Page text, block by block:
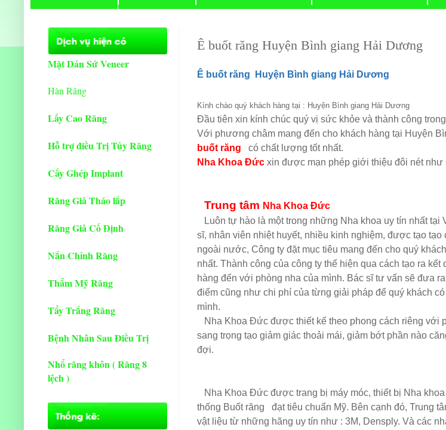
Ê buốt răng Huyện Bình giang Hải Dương
Ê buốt răng Huyện Bình giang Hải Dương
Kính chào quý khách hàng tại : Huyện Bình giang Hải Dương
Đầu tiên xin kính chúc quý vị sức khỏe và thành công
Với phương châm mang đến cho khách hàng tại Huyện
buốt răng có chất lượng tốt nhất.
Nha Khoa Đức xin được mạn phép giới thiệu đôi nét như
Trung tâm Nha Khoa Đức
Luôn tự hào là một trong những Nha khoa uy tín nhất
sĩ, nhân viên nhiệt huyết, nhiều kinh nghiệm, được tạo tạo
ngoài nước, Công ty đặt mục tiêu mang đến cho quý
nhất. Thành công của công ty thể hiện qua cách tạo ra
hàng đến với phòng nha của mình. Bác sĩ tư vấn sẽ đưa
điểm cũng như chi phí của từng giải pháp để quý khách
mình.
Nha Khoa Đức được thiết kế theo phong cách riêng với
sang trọng tạo giảm giác thoải mái, giảm bớt phần nào
đợi.
Nha Khoa Đức được trang bị máy móc, thiết bị Nha
thống Buốt răng đạt tiêu chuẩn Mỹ. Bên cạnh đó, Trung
vật liệu từ những hãng uy tín như : 3M, Densply. Và các
Mặt Dán Sứ Veneer
Hàn Răng
Lấy Cao Răng
Hỗ trợ điều Trị Tủy Răng
Cấy Ghép Implant
Răng Giả Tháo lắp
Răng Giả Cố Định
Nắn Chỉnh Răng
Thẩm Mỹ Răng
Tẩy Trắng Răng
Bệnh Nhân Sau Điều Trị
Nhổ răng khôn ( Răng 8
lệch )